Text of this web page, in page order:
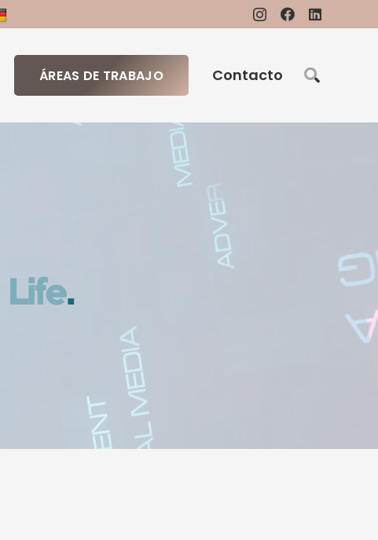
ÁREAS DE TRABAJO Contacto
Life.